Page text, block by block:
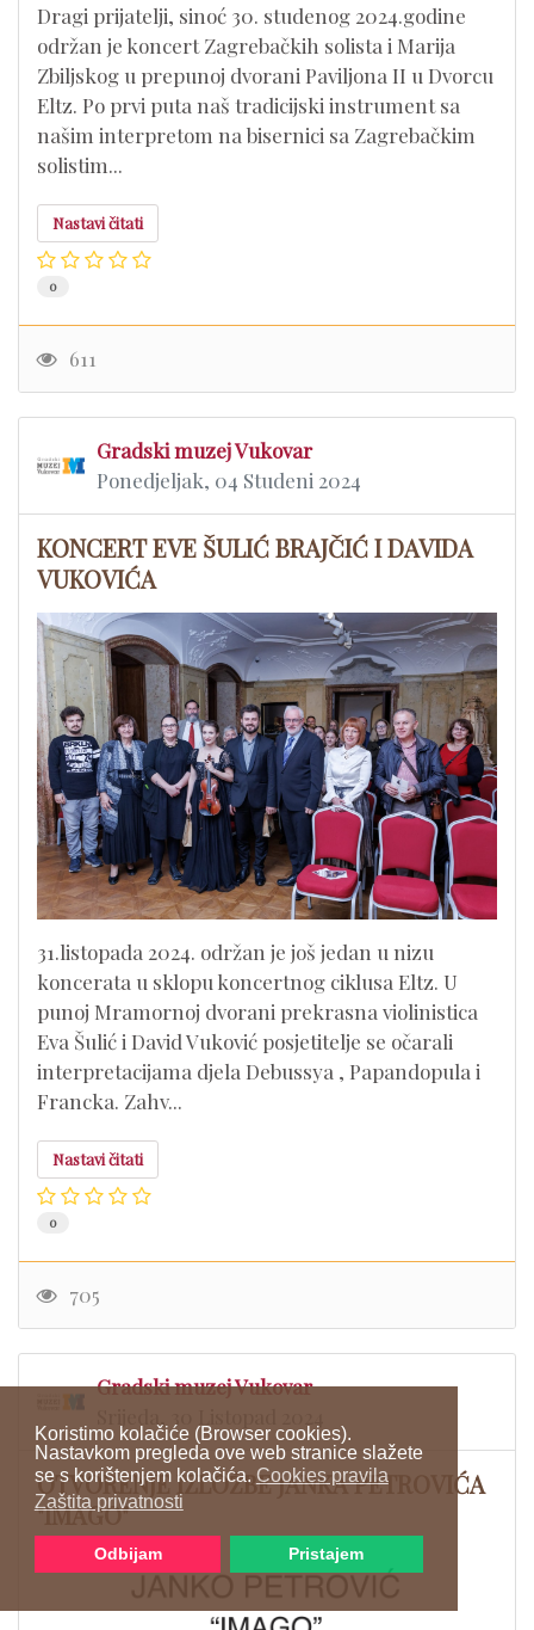
Koristimo kolačiće (Browser cookies).
Nastavkom pregleda ove web stranice slažete
se s korištenjem kolačića. Cookies pravila
Zaštita privatnosti
Odbijam Pristajem
Dragi prijatelji, sinoć 30. studenog 2024.godine
održan je koncert Zagrebačkih solista i Marija
Zbiljskog u prepunoj dvorani Paviljona II u Dvorcu
Eltz. Po prvi puta naš tradicijski instrument sa
našim interpretom na bisernici sa Zagrebačkim
solistim...
Nastavi čitati
0
611
Gradski muzej Vukovar
Ponedjeljak, 04 Studeni 2024
KONCERT EVE ŠULIĆ BRAJČIĆ I DAVIDA
VUKOVIĆA
31.listopada 2024. održan je još jedan u nizu
koncerata u sklopu koncertnog ciklusa Eltz. U
punoj Mramornoj dvorani prekrasna violinistica
Eva Šulić i David Vuković posjetitelje se očarali
interpretacijama djela Debussya , Papandopula i
Francka. Zahv...
Nastavi čitati
0
705
Gradski muzej Vukovar
OTVORENJE IZLOŽBE JANKA PETROVIĆA
"IMAGO"